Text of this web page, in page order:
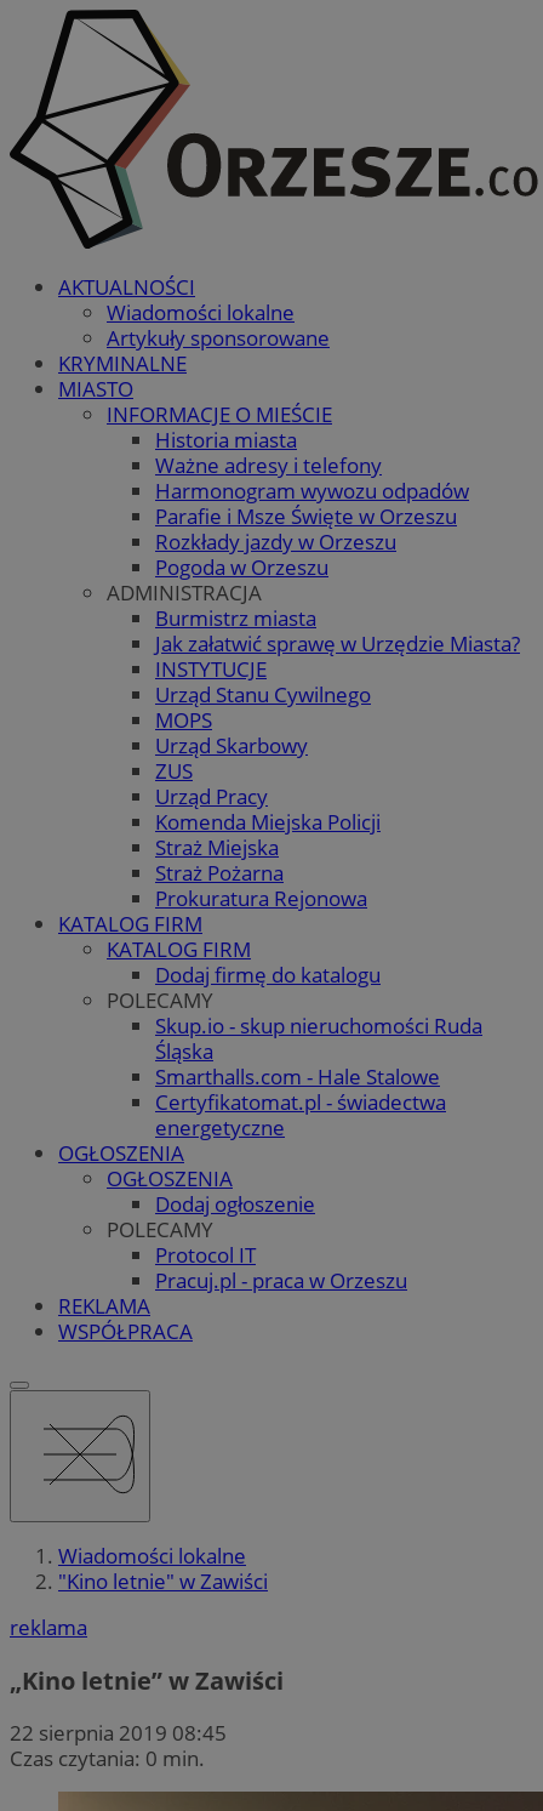
AKTUALNOŚCI
Wiadomości lokalne
Artykuły sponsorowane
KRYMINALNE
MIASTO
INFORMACJE O MIEŚCIE
Historia miasta
Ważne adresy i telefony
Harmonogram wywozu odpadów
Parafie i Msze Święte w Orzeszu
Rozkłady jazdy w Orzeszu
Pogoda w Orzeszu
ADMINISTRACJA
Burmistrz miasta
Jak załatwić sprawę w Urzędzie Miasta?
INSTYTUCJE
Urząd Stanu Cywilnego
MOPS
Urząd Skarbowy
ZUS
Urząd Pracy
Komenda Miejska Policji
Straż Miejska
Straż Pożarna
Prokuratura Rejonowa
KATALOG FIRM
KATALOG FIRM
Dodaj firmę do katalogu
POLECAMY
Skup.io - skup nieruchomości Ruda
Śląska
Smarthalls.com - Hale Stalowe
Certyfikatomat.pl - świadectwa
energetyczne
OGŁOSZENIA
OGŁOSZENIA
Dodaj ogłoszenie
POLECAMY
Protocol IT
Pracuj.pl - praca w Orzeszu
REKLAMA
WSPÓŁPRACA
Wiadomości lokalne
"Kino letnie" w Zawiści
reklama
„Kino letnie” w Zawiści
22 sierpnia 2019 08:45
Czas czytania: 0 min.